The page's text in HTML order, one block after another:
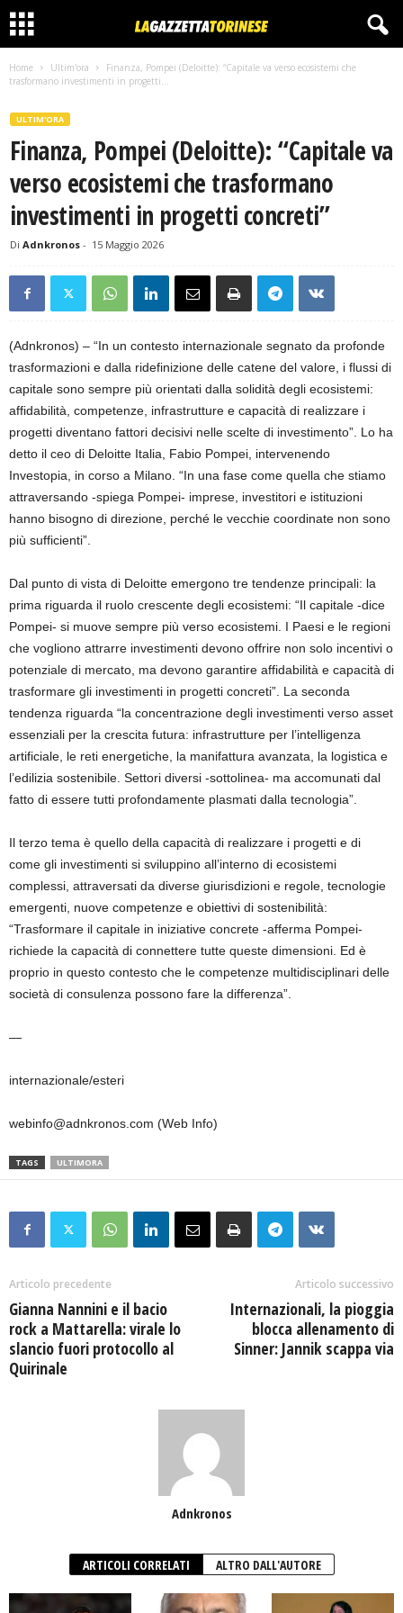
Home Ultim'ora
Finanza, Pompei (Deloitte): “Capitale va verso ecosistemi che
trasformano investimenti in progetti...
ULTIM'ORA
Finanza, Pompei (Deloitte): “Capitale va
verso ecosistemi che trasformano
investimenti in progetti concreti”
Di Adnkronos - 15 Maggio 2026
(Adnkronos) – “In un contesto internazionale segnato da profonde
trasformazioni e dalla ridefinizione delle catene del valore, i flussi di
capitale sono sempre più orientati dalla solidità degli ecosistemi:
affidabilità, competenze, infrastrutture e capacità di realizzare i
progetti diventano fattori decisivi nelle scelte di investimento”. Lo ha
detto il ceo di Deloitte Italia, Fabio Pompei, intervenendo
Investopia, in corso a Milano. “In una fase come quella che stiamo
attraversando -spiega Pompei- imprese, investitori e istituzioni
hanno bisogno di direzione, perché le vecchie coordinate non sono
più sufficienti”.
Dal punto di vista di Deloitte emergono tre tendenze principali: la
prima riguarda il ruolo crescente degli ecosistemi: “Il capitale -dice
Pompei- si muove sempre più verso ecosistemi. I Paesi e le regioni
che vogliono attrarre investimenti devono offrire non solo incentivi o
potenziale di mercato, ma devono garantire affidabilità e capacità di
trasformare gli investimenti in progetti concreti”. La seconda
tendenza riguarda “la concentrazione degli investimenti verso asset
essenziali per la crescita futura: infrastrutture per l’intelligenza
artificiale, le reti energetiche, la manifattura avanzata, la logistica e
l’edilizia sostenibile. Settori diversi -sottolinea- ma accomunati dal
fatto di essere tutti profondamente plasmati dalla tecnologia”.
Il terzo tema è quello della capacità di realizzare i progetti e di
come gli investimenti si sviluppino all’interno di ecosistemi
complessi, attraversati da diverse giurisdizioni e regole, tecnologie
emergenti, nuove competenze e obiettivi di sostenibilità:
“Trasformare il capitale in iniziative concrete -afferma Pompei-
richiede la capacità di connettere tutte queste dimensioni. Ed è
proprio in questo contesto che le competenze multidisciplinari delle
società di consulenza possono fare la differenza”.
—
internazionale/esteri
webinfo@adnkronos.com (Web Info)
TAGS ULTIMORA
Articolo precedente
Gianna Nannini e il bacio
rock a Mattarella: virale lo
slancio fuori protocollo al
Quirinale
Articolo successivo
Internazionali, la pioggia
blocca allenamento di
Sinner: Jannik scappa via
Adnkronos
ARTICOLI CORRELATI ALTRO DALL'AUTORE